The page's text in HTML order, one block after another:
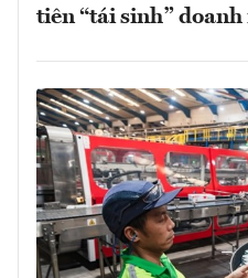
tiên “tái sinh”